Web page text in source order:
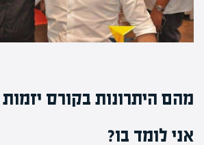
מהם היתרונות בקורס
אני לומד בו?